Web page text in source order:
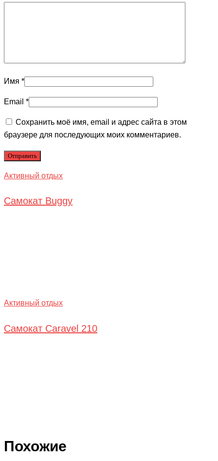
Имя *
Email *
Сохранить моё имя, email и адрес сайта в этом
браузере для последующих моих комментариев.
Активный отдых
Самокат Buggy
Активный отдых
Самокат Caravel 210
Похожие